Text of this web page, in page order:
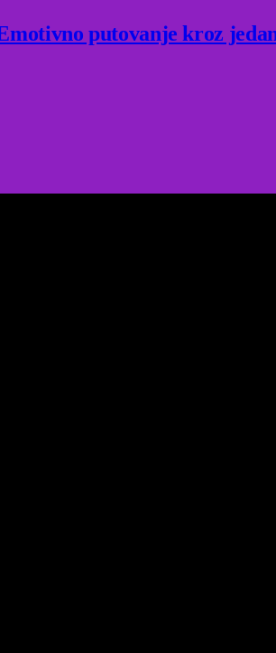
putovanje kroz